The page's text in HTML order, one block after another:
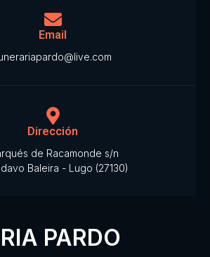
Email
Dirección
de Racamonde s/n
Baleira - Lugo (27130)
PARDO